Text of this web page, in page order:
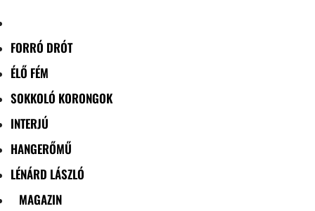
FORRÓ DRÓT
ÉLŐ FÉM
SOKKOLÓ KORONGOK
INTERJÚ
HANGERŐMŰ
LÉNÁRD LÁSZLÓ
MAGAZIN